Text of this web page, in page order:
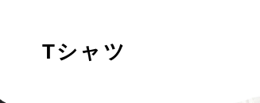
Tシャツ